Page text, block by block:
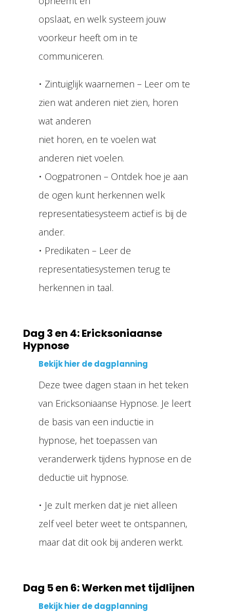
opslaat, en welk systeem jouw
voorkeur heeft om in te
communiceren.
• Zintuiglijk waarnemen – Leer om te
zien wat anderen niet zien, horen
wat anderen
niet horen, en te voelen wat
anderen niet voelen.
• Oogpatronen – Ontdek hoe je aan
de ogen kunt herkennen welk
representatiesysteem actief is bij de
ander.
• Predikaten – Leer de
representatiesystemen terug te
herkennen in taal.
Dag 3 en 4: Ericksoniaanse
Hypnose
Bekijk hier de dagplanning
Deze twee dagen staan in het teken
van Ericksoniaanse Hypnose. Je leert
de basis van een inductie in
hypnose, het toepassen van
veranderwerk tijdens hypnose en de
deductie uit hypnose.
• Je zult merken dat je niet alleen
zelf veel beter weet te ontspannen,
maar dat dit ook bij anderen werkt.
Dag 5 en 6: Werken met tijdlijnen
Bekijk hier de dagplanning